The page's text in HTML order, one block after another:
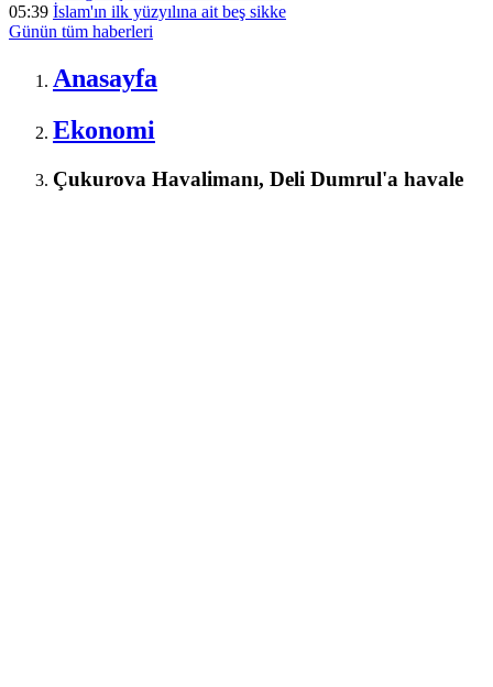
05:39 İslam'ın ilk yüzyılına ait beş sikke
Günün tüm haberleri
Anasayfa
Ekonomi
Çukurova Havalimanı, Deli Dumrul'a havale